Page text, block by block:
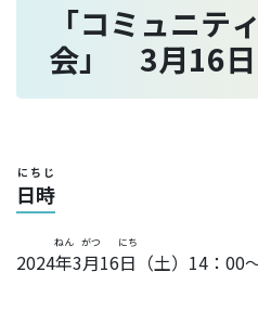
「コミュニテ
会」 3月16日
日時
にちじ
2024年
ねん
3月
がつ
16日
にち
（土）14：00